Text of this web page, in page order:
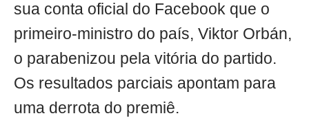
sua conta oficial do Facebook que o
primeiro-ministro do país, Viktor Orbán,
o parabenizou pela vitória do partido.
Os resultados parciais apontam para
uma derrota do premiê.